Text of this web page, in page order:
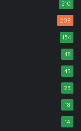
210
208
154
48
43
23
18
14